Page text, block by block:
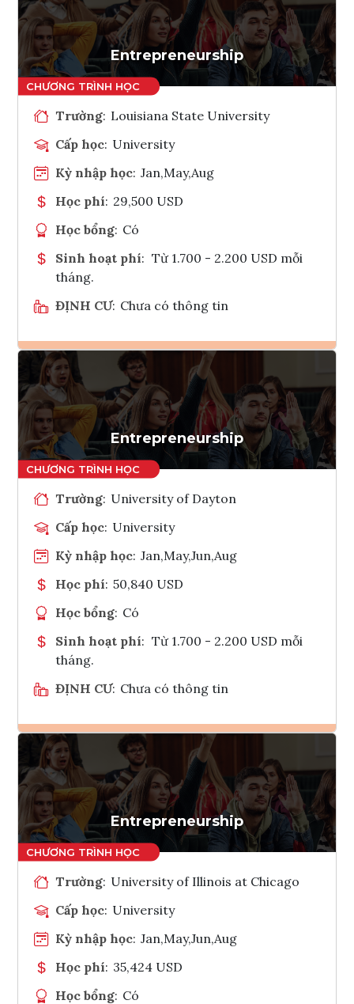
Tham vấn Interlink
Entrepreneurship
Trường: Louisiana State University
Cấp học: University
Kỳ nhập học: Jan,May,Aug
Học phí: 29,500 USD
Học bổng: Có
Sinh hoạt phí: Từ 1.700 - 2.200 USD mỗi
tháng.
ĐỊNH CƯ: Chưa có thông tin
Ghi danh
Tham vấn Interlink
Entrepreneurship
Trường: University of Dayton
Cấp học: University
Kỳ nhập học: Jan,May,Jun,Aug
Học phí: 50,840 USD
Học bổng: Có
Sinh hoạt phí: Từ 1.700 - 2.200 USD mỗi
tháng.
ĐỊNH CƯ: Chưa có thông tin
Ghi danh
Tham vấn Interlink
Entrepreneurship
Trường: University of Illinois at Chicago
Cấp học: University
Kỳ nhập học: Jan,May,Jun,Aug
Học phí: 35,424 USD
Học bổng: Có